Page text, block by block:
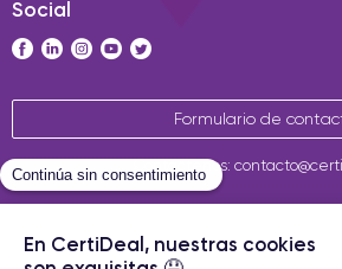
Social
Formulario de
Contáctenos: